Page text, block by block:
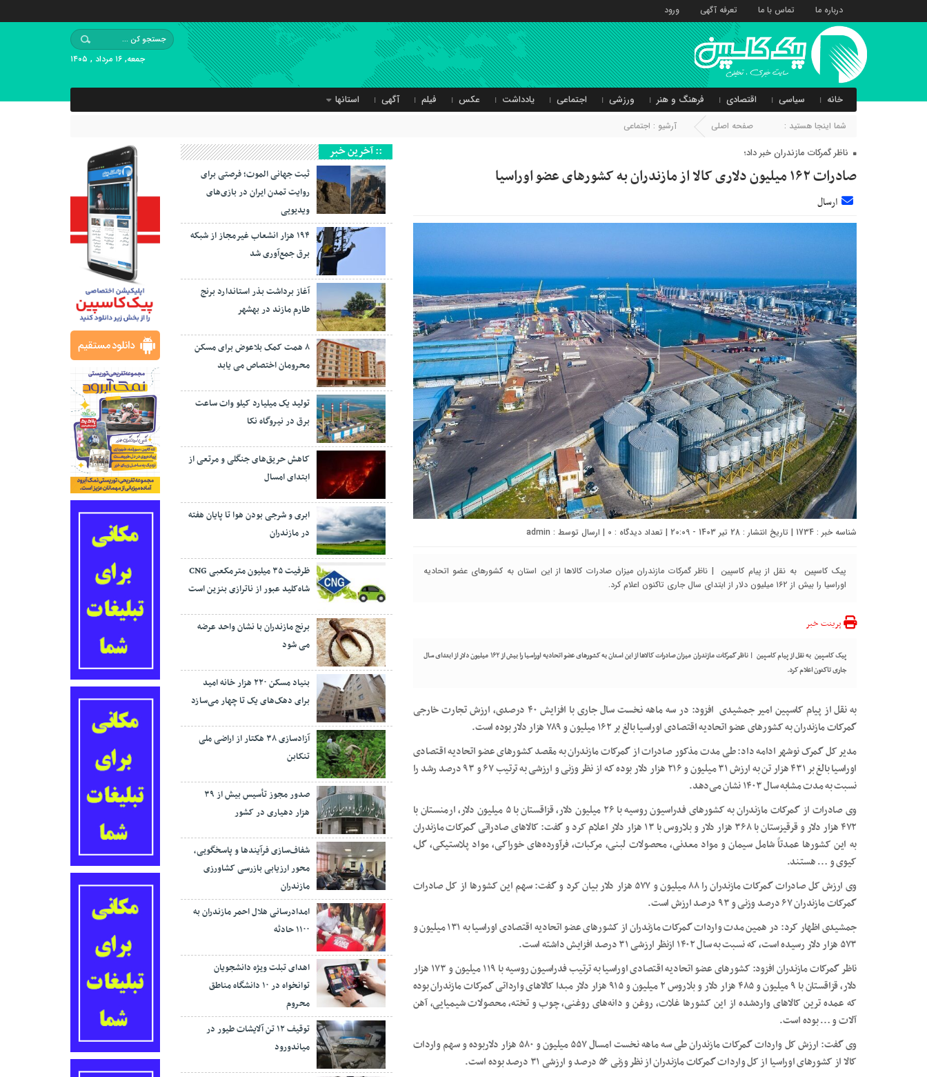
درباره ما تماس با ما تعرفه آگهی ورود
جمعه, ۱۶ مرداد , ۱۴۰۵
خانه سیاسی اقتصادی فرهنگ و هنر ورزشی اجتماعی یادداشت عکس فیلم آگهی استانها
شما اینجا هستید : صفحه اصلی آرشیو : اجتماعی
ناظر گمرکات مازندران خبر داد؛
صادرات ۱۶۲ میلیون دلاری کالا از مازندران به کشورهای عضو اوراسیا
ارسال
شناسه خبر : 1734 | تاریخ انتشار : 28 تیر 1403 - 20:09 | تعداد دیدگاه : 0 | ارسال توسط : admin
پیک کاسپین به نقل از پیام کاسپین | ناظر گمرکات مازندران میزان صادرات کالاها از این استان به کشورهای عضو اتحادیه
اوراسیا را بیش از ۱۶۲ میلیون دلار از ابتدای سال جاری تاکنون اعلام کرد.
پرینت خبر
پیک کاسپین به نقل از پیام کاسپین | ناظر گمرکات مازندران میزان صادرات کالاها از این استان به کشورهای عضو اتحادیه اوراسیا را بیش از ۱۶۲ میلیون دلار از ابتدای سال
جاری تاکنون اعلام کرد.
به نقل از پیام کاسپین امیر جمشیدی افزود: در سه ماهه نخست سال جاری با افزایش ۴۰ درصدی، ارزش تجارت خارجی
گمرکات مازندران به کشورهای عضو اتحادیه اقتصادی اوراسیا بالغ بر ۱۶۲ میلیون و ۷۸۹ هزار دلار بوده است.
مدیر کل گمرک نوشهر ادامه داد: طی مدت مذکور صادرات از گمرکات مازندران به مقصد کشورهای عضو اتحادیه اقتصادی
اوراسیا بالغ بر ۴۳۱ هزار تن به ارزش ۳۱ میلیون و ۲۱۶ هزار دلار بوده که از نظر وزنی و ارزشی به ترتیب ۶۷ و ۹۳ درصد رشد را
نسبت به مدت مشابه سال ۱۴۰۳ نشان می‌دهد.
وی صادرات از گمرکات مازندران به کشورهای فدراسیون روسیه با ۲۶ میلیون دلار، قزاقستان با ۵ میلیون دلار، ارمنستان با
۴۷۲ هزار دلار و قرقیزستان با ۳۶۸ هزار دلار و بلاروس با ۱۳ هزار دلار اعلام کرد و گفت: کالاهای صادراتی گمرکات مازندران
به این کشورها عمدتاً شامل سیمان و مواد معدنی، محصولات لبنی، مرکبات، فرآورده‌های خوراکی، مواد پلاستیکی، گل،
کیوی و … هستند.
وی ارزش کل صادرات گمرکات مازندران را ۸۸ میلیون و ۵۷۷ هزار دلار بیان کرد و گفت: سهم این کشورها از کل صادرات
گمرکات مازندران ۶۷ درصد وزنی و ۹۳ درصد ارزش است.
جمشیدی اظهار کرد: در همین مدت واردات گمرکات مازندران از کشورهای عضو اتحادیه اقتصادی اوراسیا به ۱۳۱ میلیون و
۵۷۳ هزار دلار رسیده است، که نسبت به سال ۱۴۰۲ ازنظر ارزشی ۳۱ درصد افزایش داشته است.
ناظر گمرکات مازندران افزود: کشورهای عضو اتحادیه اقتصادی اوراسیا به ترتیب فدراسیون روسیه با ۱۱۹ میلیون و ۱۷۳ هزار
دلار، قزاقستان با ۹ میلیون و ۴۸۵ هزار دلار و بلاروس ۲ میلیون و ۹۱۵ هزار دلار مبدا کالاهای وارداتی گمرکات مازندران بوده
که عمده ترین کالاهای واردشده از این کشورها غلات، روغن و دانه‌های روغنی، چوب و تخته، محصولات شیمیایی، آهن
آلات و … بوده است.
وی گفت: ارزش کل واردات گمرکات مازندران طی سه ماهه نخست امسال ۵۵۷ میلیون و ۵۸۰ هزار دلاربوده و سهم واردات
کالا از کشورهای اوراسیا از کل واردات گمرکات مازندران از نظر وزنی ۵۶ درصد و ارزشی ۳۱ درصد بوده است.
:: آخرین خبر
ثبت جهانی الموت؛ فرصتی برای
روایت تمدن ایران در بازی‌های
ویدیویی
۱۹۴ هزار انشعاب غیرمجاز از شبکه
برق جمع‌آوری شد
آغاز برداشت بذر استاندارد برنج
طارم مازند در بهشهر
۸ همت کمک بلاعوض برای مسکن
محرومان اختصاص می یابد
تولید یک میلیارد کیلو وات ساعت
برق در نیروگاه نکا
کاهش حریق‌های جنگلی و مرتعی از
ابتدای امسال
ابری و شرجی بودن هوا تا پایان هفته
در مازندران
ظرفیت ۳۵ میلیون مترمکعبی CNG
شاه‌کلید عبور از ناترازی بنزین است
برنج مازندران با نشان واحد عرضه
می شود
بنیاد مسکن ۲۲۰ هزار خانه امید
برای دهک‌های یک تا چهار می‌سازد
آزادسازی ۳۸ هکتار از اراضی ملی
تنکابن
صدور مجوز تأسیس بیش از ۳۹
هزار دهیاری در کشور
شفاف‌سازی فرآیند‌ها و پاسخگویی،
محور ارزیابی بازرسی کشاورزی
مازندران
امدادرسانی هلال احمر مازندران به
۱۱۰۰ حادثه
اهدای تبلت ویژه دانشجویان
توانخواه در ۱۰ دانشگاه مناطق
محروم
توقیف ۱۲ تن آلایشات طیور در
میاندورود